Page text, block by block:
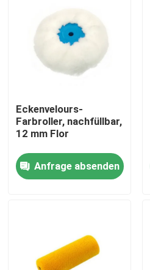
Startseite
Produkte
Fabrik Tour
Eckenvelours-
Farbroller, nachfüllbar,
12 mm Flor
Anfrage absenden